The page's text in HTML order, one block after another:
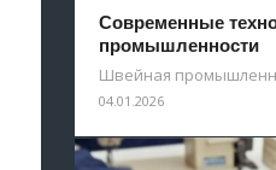
Современные
промышленности
Швейная
04.01.2026